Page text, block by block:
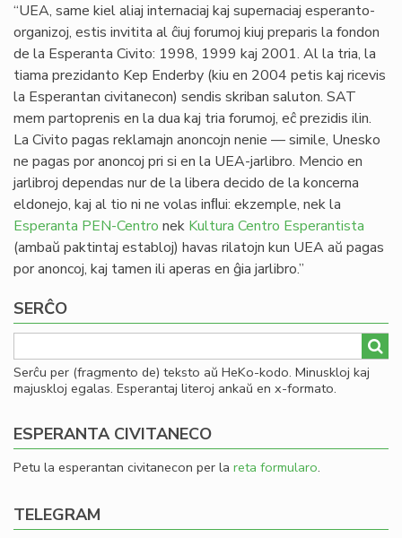
“UEA, same kiel aliaj internaciaj kaj supernaciaj esperanto-
organizoj, estis invitita al ĉiuj forumoj kiuj preparis la fondon
de la Esperanta Civito: 1998, 1999 kaj 2001. Al la tria, la
tiama prezidanto Kep Enderby (kiu en 2004 petis kaj ricevis
la Esperantan civitanecon) sendis skriban saluton. SAT
mem partoprenis en la dua kaj tria forumoj, eĉ prezidis ilin.
La Civito pagas reklamajn anoncojn nenie — simile, Unesko
ne pagas por anoncoj pri si en la UEA-jarlibro. Mencio en
jarlibroj dependas nur de la libera decido de la koncerna
eldonejo, kaj al tio ni ne volas inﬂui: ekzemple, nek la
Esperanta PEN-Centro nek Kultura Centro Esperantista
(ambaŭ paktintaj establoj) havas rilatojn kun UEA aŭ pagas
por anoncoj, kaj tamen ili aperas en ĝia jarlibro.”
SERĈO
Serĉu per (fragmento de) teksto aŭ HeKo-kodo. Minuskloj kaj
majuskloj egalas. Esperantaj literoj ankaŭ en x-formato.
ESPERANTA CIVITANECO
Petu la esperantan civitanecon per la reta formularo.
TELEGRAM